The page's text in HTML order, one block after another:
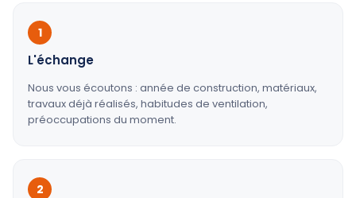
1
L'échange
Nous vous écoutons : année de construction, matériaux,
travaux déjà réalisés, habitudes de ventilation,
préoccupations du moment.
2